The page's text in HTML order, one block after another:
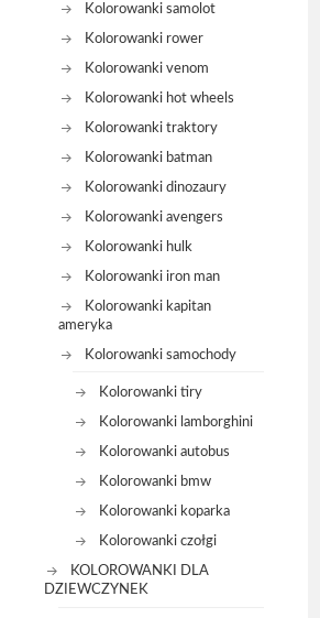
Kolorowanki samolot
Kolorowanki rower
Kolorowanki venom
Kolorowanki hot wheels
Kolorowanki traktory
Kolorowanki batman
Kolorowanki dinozaury
Kolorowanki avengers
Kolorowanki hulk
Kolorowanki iron man
Kolorowanki kapitan
ameryka
Kolorowanki samochody
Kolorowanki tiry
Kolorowanki lamborghini
Kolorowanki autobus
Kolorowanki bmw
Kolorowanki koparka
Kolorowanki czołgi
KOLOROWANKI DLA
DZIEWCZYNEK